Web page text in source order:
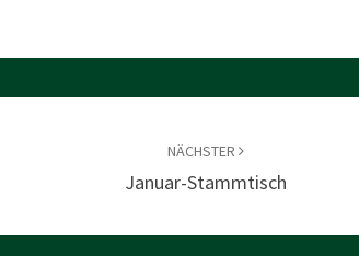
NÄCHSTER
Januar-Stammtisch